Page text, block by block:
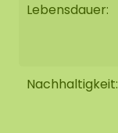
Lebensdauer:
Nachhaltigkeit: